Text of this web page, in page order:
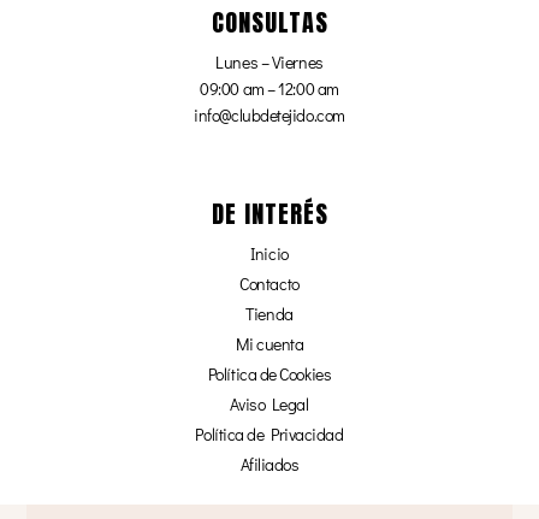
CONSULTAS
Lunes – Viernes
09:00 am – 12:00 am
info@clubdetejido.com
DE INTERÉS
Inicio
Contacto
Tienda
Mi cuenta
Política de Cookies
Aviso Legal
Política de Privacidad
Afiliados